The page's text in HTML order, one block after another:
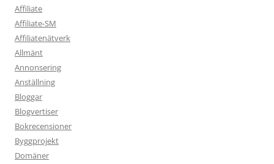
Affiliate
Affiliate-SM
Affiliatenätverk
Allmänt
Annonsering
Anställning
Bloggar
Blogvertiser
Bokrecensioner
Byggprojekt
Domäner